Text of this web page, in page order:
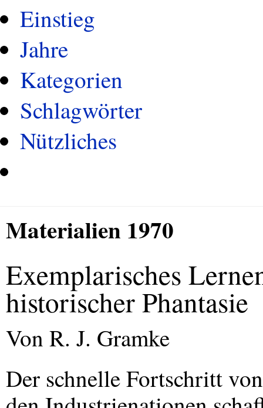
Einstieg
Jahre
Kategorien
Schlagwörter
Nützliches
Materialien 1970
Exemplarisches
historischer Phantasie
Von R. J. Gramke
Der schnelle Fortschritt